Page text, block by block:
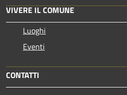
VIVERE IL COMUNE
Luoghi
Eventi
CONTATTI